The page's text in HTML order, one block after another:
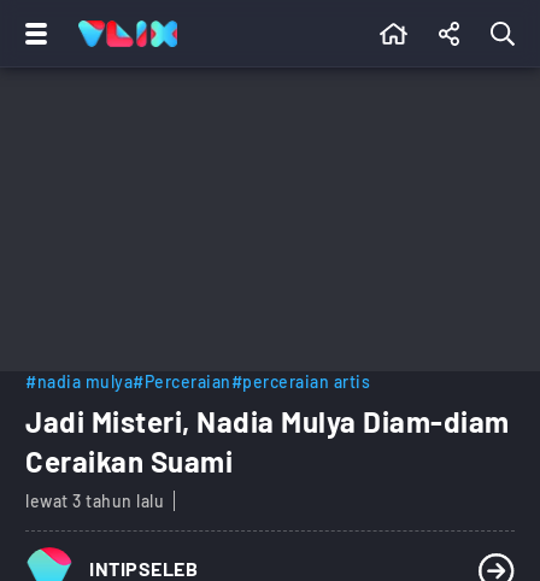
#nadia mulya#Perceraian#perceraian artis
Jadi Misteri, Nadia Mulya Diam-diam
Ceraikan Suami
lewat 3 tahun lalu
INTIPSELEB